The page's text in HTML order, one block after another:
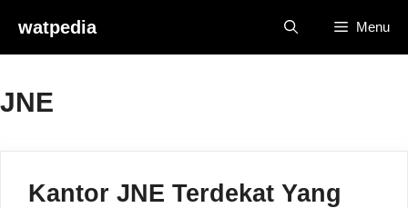
content
watpedia Menu
JNE
Kantor JNE Terdekat Yang